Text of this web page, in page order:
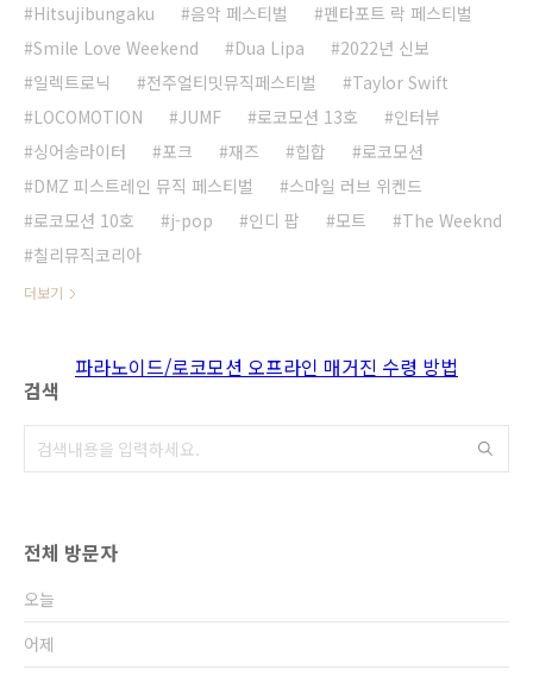
Hitsujibungaku
음악 페스티벌
펜타포트 락 페스티벌
Smile Love Weekend
Dua Lipa
2022년 신보
일렉트로닉
전주얼티밋뮤직페스티벌
Taylor Swift
LOCOMOTION
JUMF 로코모션 13호
인터뷰
싱어송라이터
포크 재즈 힙합
로코모션
DMZ 피스트레인 뮤직 페스티벌
스마일 러브 위켄드
로코모션 10호
j-pop 인디 팝 모트
The Weeknd
칠리뮤직코리아
더보기
파라노이드/로코모션 오프라인 매거진 수령 방법
검색
전체 방문자
오늘
어제